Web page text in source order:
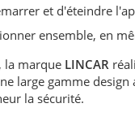
et d'éteindre
ensemble, en
la marque LINCAR
large gamme
la sécurité.